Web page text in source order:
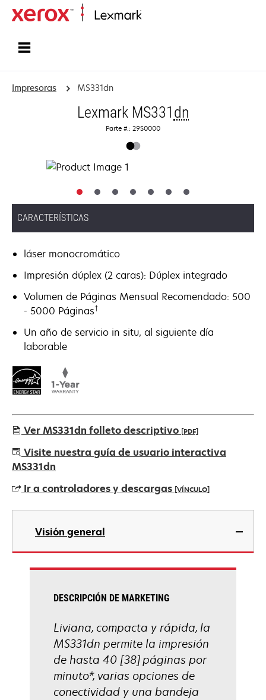
Impresoras MS331dn
Lexmark MS331 dn
Parte #.: 29S0000
CARACTERÍSTICAS
láser monocromático
Impresión dúplex (2 caras): Dúplex integrado
Volumen de Páginas Mensual Recomendado: 500
- 5000 Páginas†
Un año de servicio in situ, al siguiente día
laborable
Ver MS331dn folleto descriptivo [PDF]
se
abre
una
pestaña
Visite nuestra guía de usuario interactiva
MS331dn
Ir a controladores y descargas [VÍNCULO]
se
una
pestaña
Visión general
DESCRIPCIÓN DE MARKETING
Liviana, compacta y rápida, la
MS331dn permite la impresión
de hasta 40 [38] páginas por
minuto*, varias opciones de
conectividad y una bandeja